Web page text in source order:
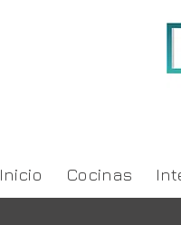
Inicio Cocinas